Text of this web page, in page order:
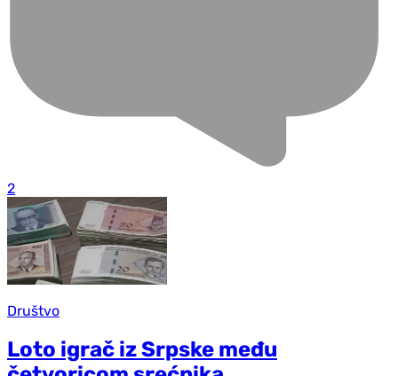
2
Društvo
Loto igrač iz Srpske među